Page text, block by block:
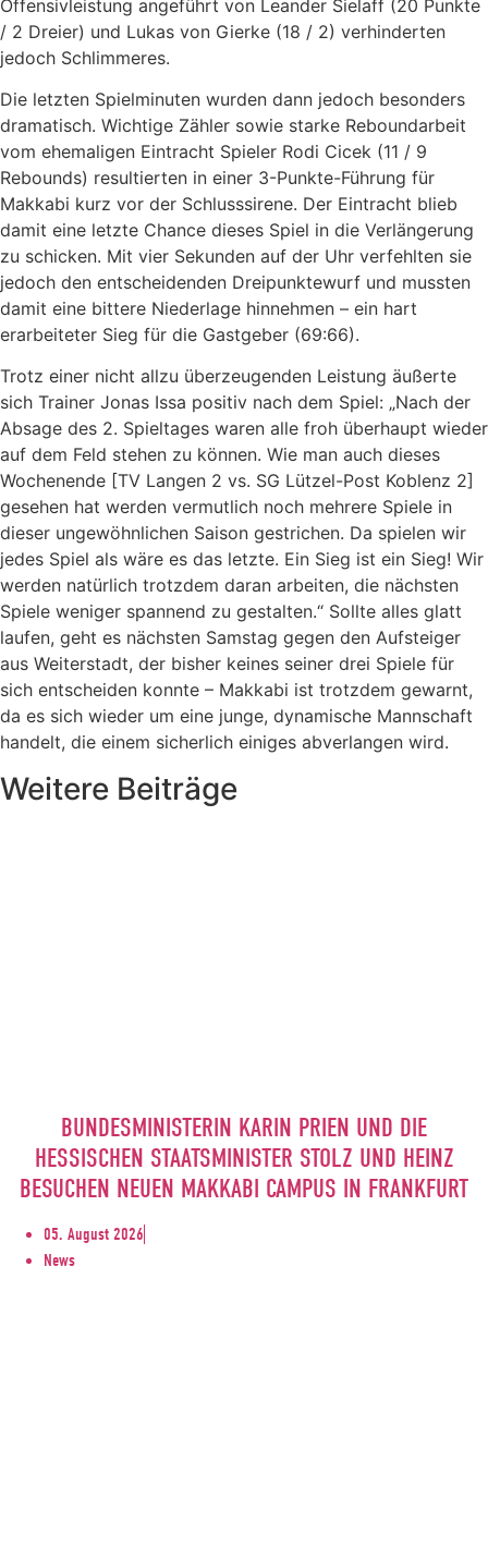
Offensivleistung angeführt von Leander Sielaff (20 Punkte
/ 2 Dreier) und Lukas von Gierke (18 / 2) verhinderten
jedoch Schlimmeres.
Die letzten Spielminuten wurden dann jedoch besonders
dramatisch. Wichtige Zähler sowie starke Reboundarbeit
vom ehemaligen Eintracht Spieler Rodi Cicek (11 / 9
Rebounds) resultierten in einer 3-Punkte-Führung für
Makkabi kurz vor der Schlusssirene. Der Eintracht blieb
damit eine letzte Chance dieses Spiel in die Verlängerung
zu schicken. Mit vier Sekunden auf der Uhr verfehlten sie
jedoch den entscheidenden Dreipunktewurf und mussten
damit eine bittere Niederlage hinnehmen – ein hart
erarbeiteter Sieg für die Gastgeber (69:66).
Trotz einer nicht allzu überzeugenden Leistung äußerte
sich Trainer Jonas Issa positiv nach dem Spiel: „Nach der
Absage des 2. Spieltages waren alle froh überhaupt wieder
auf dem Feld stehen zu können. Wie man auch dieses
Wochenende [TV Langen 2 vs. SG Lützel-Post Koblenz 2]
gesehen hat werden vermutlich noch mehrere Spiele in
dieser ungewöhnlichen Saison gestrichen. Da spielen wir
jedes Spiel als wäre es das letzte. Ein Sieg ist ein Sieg! Wir
werden natürlich trotzdem daran arbeiten, die nächsten
Spiele weniger spannend zu gestalten.“ Sollte alles glatt
laufen, geht es nächsten Samstag gegen den Aufsteiger
aus Weiterstadt, der bisher keines seiner drei Spiele für
sich entscheiden konnte – Makkabi ist trotzdem gewarnt,
da es sich wieder um eine junge, dynamische Mannschaft
handelt, die einem sicherlich einiges abverlangen wird.
Weitere Beiträge
BUNDESMINISTERIN KARIN PRIEN UND DIE
HESSISCHEN STAATSMINISTER STOLZ UND HEINZ
BESUCHEN NEUEN MAKKABI CAMPUS IN FRANKFURT
05. August 2026
News